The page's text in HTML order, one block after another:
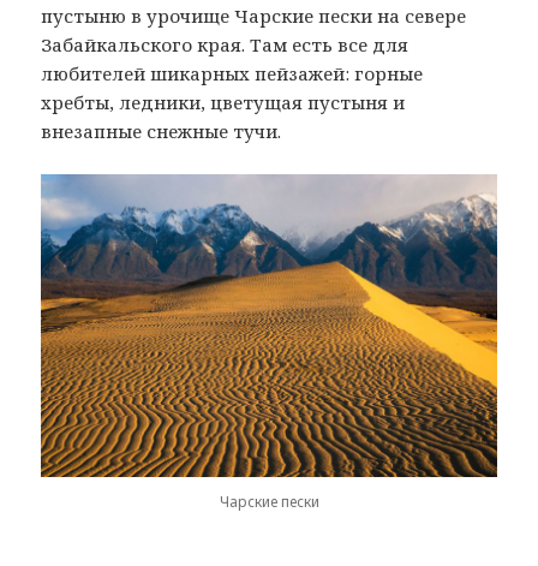
пустыню в урочище Чарские пески на севере
Забайкальского края. Там есть все для
любителей шикарных пейзажей: горные
хребты, ледники, цветущая пустыня и
внезапные снежные тучи.
Чарские пески